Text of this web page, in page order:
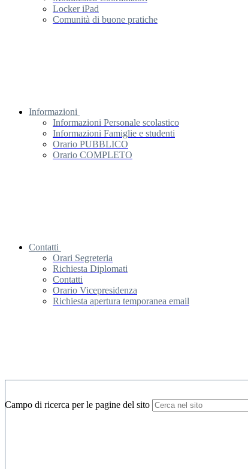
Locker iPad
Comunità di buone pratiche
Informazioni
Informazioni Personale scolastico
Informazioni Famiglie e studenti
Orario PUBBLICO
Orario COMPLETO
Contatti
Orari Segreteria
Richiesta Diplomati
Contatti
Orario Vicepresidenza
Richiesta apertura temporanea email
Campo di ricerca per le pagine del sito